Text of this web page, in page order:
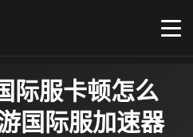
际服卡顿怎么
国际服加速器